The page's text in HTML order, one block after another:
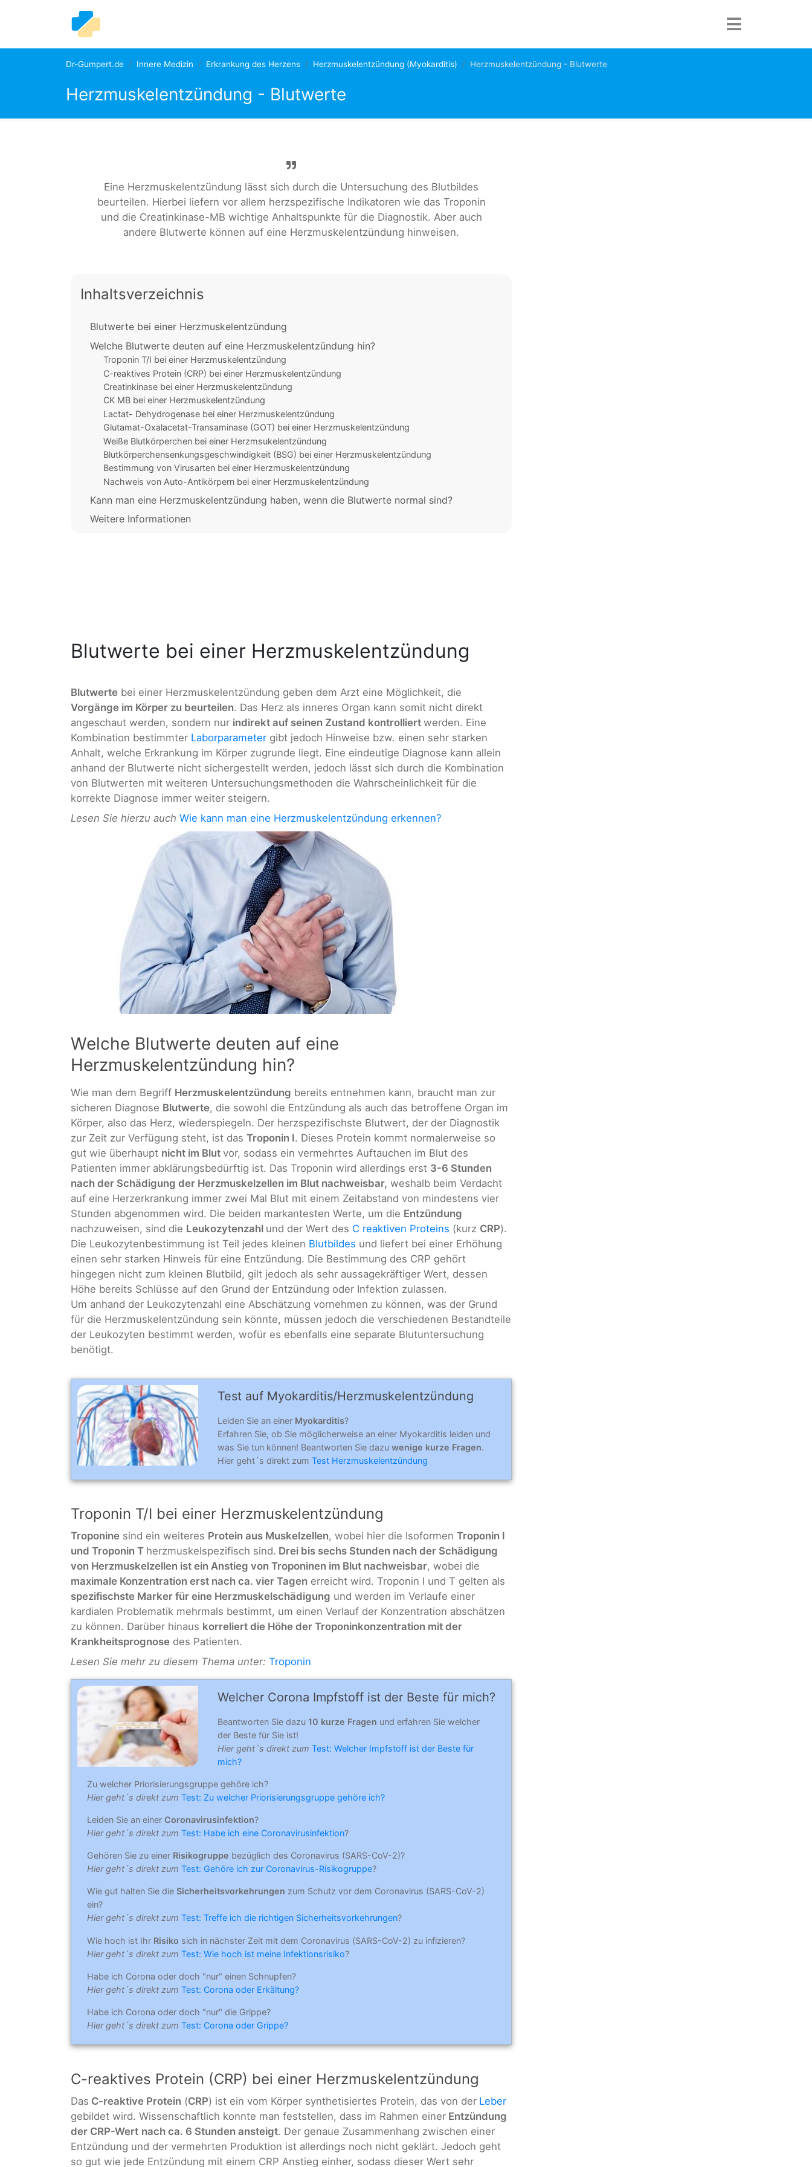
Dr-Gumpert.de Innere Medizin Erkrankung des Herzens Herzmuskelentzündung (Myokarditis) Herzmuskelentzündung - Blutwerte
Herzmuskelentzündung - Blutwerte
Eine Herzmuskelentzündung lässt sich durch die Untersuchung des Blutbildes
beurteilen. Hierbei liefern vor allem herzspezifische Indikatoren wie das Troponin
und die Creatinkinase-MB wichtige Anhaltspunkte für die Diagnostik. Aber auch
andere Blutwerte können auf eine Herzmuskelentzündung hinweisen.
Inhaltsverzeichnis
Blutwerte bei einer Herzmuskelentzündung
Welche Blutwerte deuten auf eine Herzmuskelentzündung hin?
Troponin T/I bei einer Herzmuskelentzündung
C-reaktives Protein (CRP) bei einer Herzmuskelentzündung
Creatinkinase bei einer Herzmuskelentzündung
CK MB bei einer Herzmuskelentzündung
Lactat- Dehydrogenase bei einer Herzmuskelentzündung
Glutamat-Oxalacetat-Transaminase (GOT) bei einer Herzmuskelentzündung
Weiße Blutkörperchen bei einer Herzmsukelentzündung
Blutkörperchensenkungsgeschwindigkeit (BSG) bei einer Herzmuskelentzündung
Bestimmung von Virusarten bei einer Herzmuskelentzündung
Nachweis von Auto-Antikörpern bei einer Herzmuskelentzündung
Kann man eine Herzmuskelentzündung haben, wenn die Blutwerte normal sind?
Weitere Informationen
Blutwerte bei einer Herzmuskelentzündung
Blutwerte bei einer Herzmuskelentzündung geben dem Arzt eine Möglichkeit, die
Vorgänge im Körper zu beurteilen. Das Herz als inneres Organ kann somit nicht direkt
angeschaut werden, sondern nur indirekt auf seinen Zustand kontrolliert werden. Eine
Kombination bestimmter Laborparameter gibt jedoch Hinweise bzw. einen sehr starken
Anhalt, welche Erkrankung im Körper zugrunde liegt. Eine eindeutige Diagnose kann allein
anhand der Blutwerte nicht sichergestellt werden, jedoch lässt sich durch die Kombination
von Blutwerten mit weiteren Untersuchungsmethoden die Wahrscheinlichkeit für die
korrekte Diagnose immer weiter steigern.
Lesen Sie hierzu auch Wie kann man eine Herzmuskelentzündung erkennen?
Welche Blutwerte deuten auf eine
Herzmuskelentzündung hin?
Wie man dem Begriff Herzmuskelentzündung bereits entnehmen kann, braucht man zur
sicheren Diagnose Blutwerte, die sowohl die Entzündung als auch das betroffene Organ im
Körper, also das Herz, wiederspiegeln. Der herzspezifischste Blutwert, der der Diagnostik
zur Zeit zur Verfügung steht, ist das Troponin I. Dieses Protein kommt normalerweise so
gut wie überhaupt nicht im Blut vor, sodass ein vermehrtes Auftauchen im Blut des
Patienten immer abklärungsbedürftig ist. Das Troponin wird allerdings erst 3-6 Stunden
nach der Schädigung der Herzmuskelzellen im Blut nachweisbar, weshalb beim Verdacht
auf eine Herzerkrankung immer zwei Mal Blut mit einem Zeitabstand von mindestens vier
Stunden abgenommen wird. Die beiden markantesten Werte, um die Entzündung
nachzuweisen, sind die Leukozytenzahl und der Wert des C reaktiven Proteins (kurz CRP).
Die Leukozytenbestimmung ist Teil jedes kleinen Blutbildes und liefert bei einer Erhöhung
einen sehr starken Hinweis für eine Entzündung. Die Bestimmung des CRP gehört
hingegen nicht zum kleinen Blutbild, gilt jedoch als sehr aussagekräftiger Wert, dessen
Höhe bereits Schlüsse auf den Grund der Entzündung oder Infektion zulassen.
Um anhand der Leukozytenzahl eine Abschätzung vornehmen zu können, was der Grund
für die Herzmuskelentzündung sein könnte, müssen jedoch die verschiedenen Bestandteile
der Leukozyten bestimmt werden, wofür es ebenfalls eine separate Blutuntersuchung
benötigt.
Test auf Myokardi­tis/Herz­muskel­entzün­dung
Leiden Sie an einer Myokarditis?
Erfahren Sie, ob Sie möglicherweise an einer Myokarditis leiden und
was Sie tun können! Beantworten Sie dazu wenige kurze Fragen.
Hier geht´s direkt zum Test Herzmuskelentzündung
Troponin T/I bei einer Herzmuskelentzündung
Troponine sind ein weiteres Protein aus Muskelzellen, wobei hier die Isoformen Troponin I
und Troponin T herzmuskelspezifisch sind. Drei bis sechs Stunden nach der Schädigung
von Herzmuskelzellen ist ein Anstieg von Troponinen im Blut nachweisbar, wobei die
maximale Konzentration erst nach ca. vier Tagen erreicht wird. Troponin I und T gelten als
spezifischste Marker für eine Herzmuskelschädigung und werden im Verlaufe einer
kardialen Problematik mehrmals bestimmt, um einen Verlauf der Konzentration abschätzen
zu können. Darüber hinaus korreliert die Höhe der Troponinkonzentration mit der
Krankheitsprognose des Patienten.
Lesen Sie mehr zu diesem Thema unter: Troponin
Welcher Corona Impfstoff ist der Beste für mich?
Beantworten Sie dazu 10 kurze Fragen und erfahren Sie welcher
der Beste für Sie ist!
Hier geht´s direkt zum Test: Welcher Impfstoff ist der Beste für
mich?
Zu welcher Priorisierungsgruppe gehöre ich?
Hier geht´s direkt zum Test: Zu welcher Priorisierungsgruppe gehöre ich?
Leiden Sie an einer Coronavirusinfektion?
Hier geht´s direkt zum Test: Habe ich eine Coronavirusinfektion?
Gehören Sie zu einer Risikogruppe bezüglich des Coronavirus (SARS-CoV-2)?
Hier geht´s direkt zum Test: Gehöre ich zur Coronavirus-Risikogruppe?
Wie gut halten Sie die Sicherheitsvorkehrungen zum Schutz vor dem Coronavirus (SARS-CoV-2)
ein?
Hier geht´s direkt zum Test: Treffe ich die richtigen Sicherheitsvorkehrungen?
Wie hoch ist Ihr Risiko sich in nächster Zeit mit dem Coronavirus (SARS-CoV-2) zu infizieren?
Hier geht´s direkt zum Test: Wie hoch ist meine Infektionsrisiko?
Habe ich Corona oder doch "nur" einen Schnupfen?
Hier geht´s direkt zum Test: Corona oder Erkältung?
Habe ich Corona oder doch "nur" die Grippe?
Hier geht´s direkt zum Test: Corona oder Grippe?
C-reaktives Protein (CRP) bei einer Herzmuskelentzündung
Das C-reaktive Protein (CRP) ist ein vom Körper synthetisiertes Protein, das von der Leber
gebildet wird. Wissenschaftlich konnte man feststellen, dass im Rahmen einer Entzündung
der CRP-Wert nach ca. 6 Stunden ansteigt. Der genaue Zusammenhang zwischen einer
Entzündung und der vermehrten Produktion ist allerdings noch nicht geklärt. Jedoch geht
so gut wie jede Entzündung mit einem CRP Anstieg einher, sodass dieser Wert sehr